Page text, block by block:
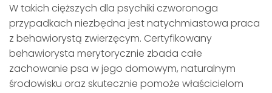
W takich cięższych dla psychiki czworonoga
przypadkach niezbędna jest natychmiastowa praca
z behawiorystą zwierzęcym. Certyfikowany
behawiorysta merytorycznie zbada całe
zachowanie psa w jego domowym, naturalnym
środowisku oraz skutecznie pomoże właścicielom